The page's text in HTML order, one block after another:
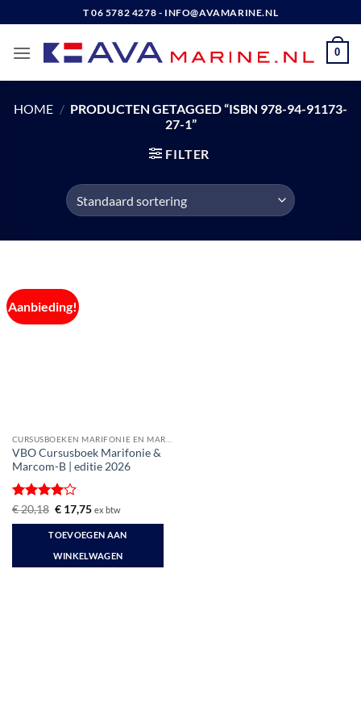
naar
inhoud
T 06 5782 4278 - INFO@AVAMARINE.NL
0
HOME / PRODUCTEN GETAGGED “ISBN 978-94-91173-
27-1”
FILTER
Aanbieding!
VBO Cursusboek Marifonie &
Marcom-B | editie 2026
Gewaardeerd
4uit 5
€20,18 Oorspronkelijke
was:
€ 20,18.
€17,75Huidige
is:
€ 17,75.
ex btw
TOEVOEGEN AAN
WINKELWAGEN